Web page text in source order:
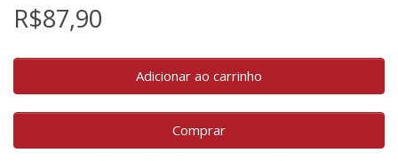
R$87,90
Adicionar ao carrinho
Comprar